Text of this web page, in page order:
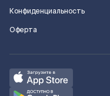
Конфиденциальность
Оферта